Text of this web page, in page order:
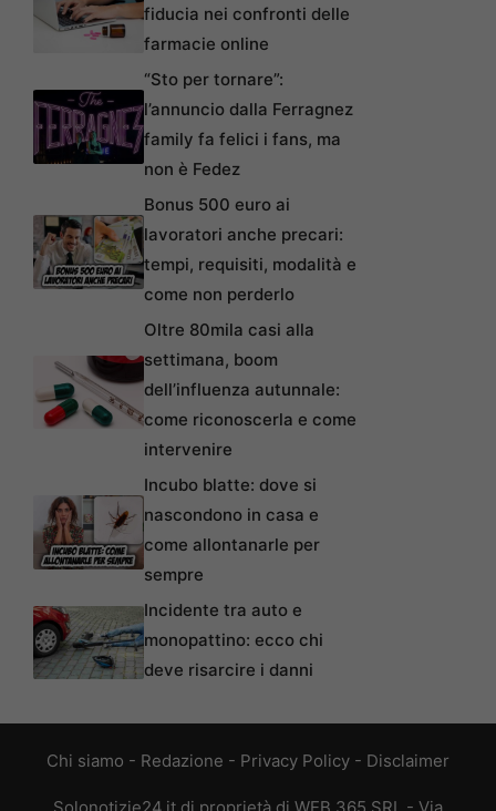
fiducia nei confronti delle
farmacie online
“Sto per tornare”:
l’annuncio dalla Ferragnez
family fa felici i fans, ma
non è Fedez
Bonus 500 euro ai
lavoratori anche precari:
tempi, requisiti, modalità e
come non perderlo
Oltre 80mila casi alla
settimana, boom
dell’influenza autunnale:
come riconoscerla e come
intervenire
Incubo blatte: dove si
nascondono in casa e
come allontanarle per
sempre
Incidente tra auto e
monopattino: ecco chi
deve risarcire i danni
Chi siamo - Redazione - Privacy Policy - Disclaimer